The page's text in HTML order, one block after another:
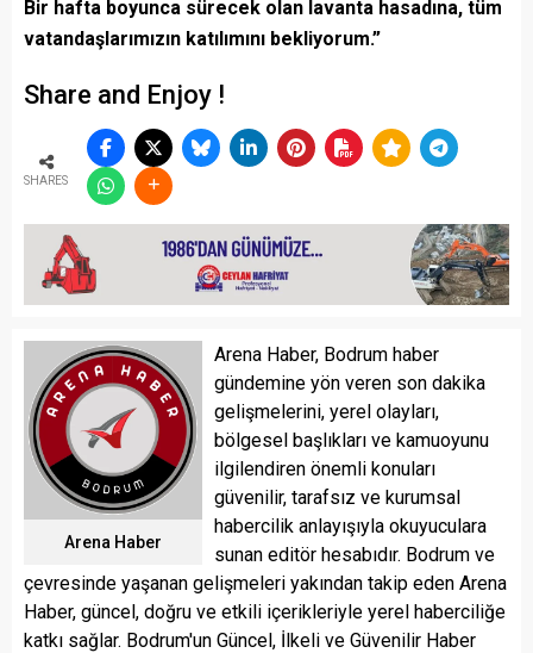
Bir hafta boyunca sürecek olan lavanta hasadına, tüm
vatandaşlarımızın katılımını bekliyorum.”
Share and Enjoy !
SHARES
Arena Haber
Arena Haber, Bodrum haber
gündemine yön veren son dakika
gelişmelerini, yerel olayları,
bölgesel başlıkları ve kamuoyunu
ilgilendiren önemli konuları
güvenilir, tarafsız ve kurumsal
habercilik anlayışıyla okuyuculara
sunan editör hesabıdır. Bodrum ve
çevresinde yaşanan gelişmeleri yakından takip eden Arena
Haber, güncel, doğru ve etkili içerikleriyle yerel haberciliğe
katkı sağlar. Bodrum'un Güncel, İlkeli ve Güvenilir Haber